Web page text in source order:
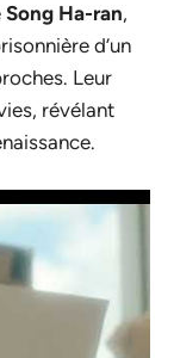
Song Ha-ran,
d’un
Leur
révélant